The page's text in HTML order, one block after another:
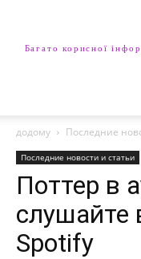
Багато корисної
додому Последние
Последние новости и статьи
Поттер в
слушайте
Spotify